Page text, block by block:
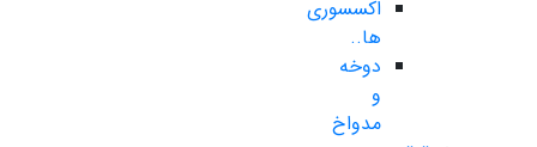
اکسسوری
ها..
دوخه
و
مدواخ